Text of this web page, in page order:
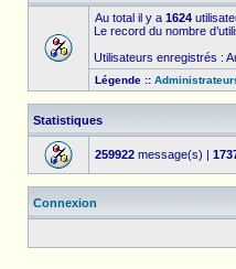
Au total il y a 1624
Le record du nombre
Utilisateurs enregistrés :
Légende ::
Statistiques
259922 message(s) |
Connexion